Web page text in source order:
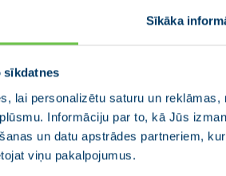
Sīkāka
sīkdatnes
lai personalizētu saturu un
Informāciju par to, kā Jūs
un datu apstrādes partneriem,
viņu pakalpojumus.
finansējuma pozīciju Latvijai. Viņš
izšķiroši svarīgi ir atjaunot
norādīja: “Socioloģiskās
godīgu un atbildīgu politiku Rīgā!
ar valdības koalīcijas
pārtraukt bizantiskās